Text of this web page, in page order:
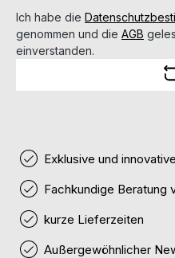
Ich habe die
genommen und die AGB
einverstanden.
Exklusive und
Fachkundige Beratung
kurze Lieferzeiten
Außergewöhnlicher